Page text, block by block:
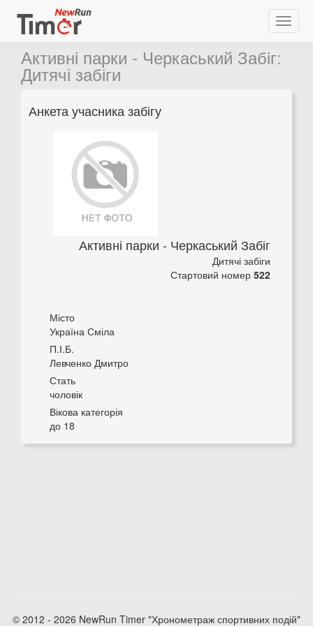
Активні парки - Черкаський Забіг:
Дитячі забіги
Анкета учасника забігу
Активні парки - Черкаський Забіг
Дитячі забіги
Стартовий номер 522
Місто
Україна Сміла
П.І.Б.
Левченко Дмитро
Стать
чоловік
Вікова категорія
до 18
© 2012 - 2026 NewRun Timer "Хронометраж спортивних подій"